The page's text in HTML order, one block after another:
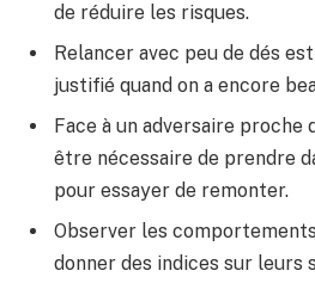
de réduire les risques.
Relancer avec peu de dés
justifié quand on a encore
Face à un adversaire proche
être nécessaire de prendre
pour essayer de remonter.
Observer les
donner des indices sur leurs